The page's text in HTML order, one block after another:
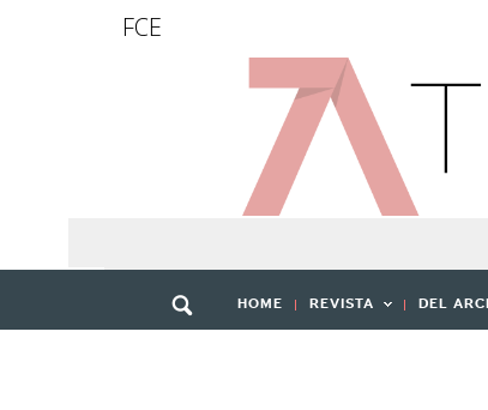
FCE
HOME REVISTA DEL